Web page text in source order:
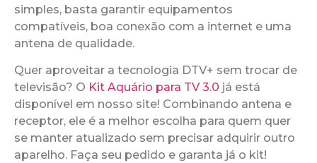
simples, basta garantir equipamentos
compatíveis, boa conexão com a internet e uma
antena de qualidade.
Quer aproveitar a tecnologia DTV+ sem trocar de
televisão? O Kit Aquário para TV 3.0 já está
disponível em nosso site! Combinando antena e
receptor, ele é a melhor escolha para quem quer
se manter atualizado sem precisar adquirir outro
aparelho. Faça seu pedido e garanta já o kit!